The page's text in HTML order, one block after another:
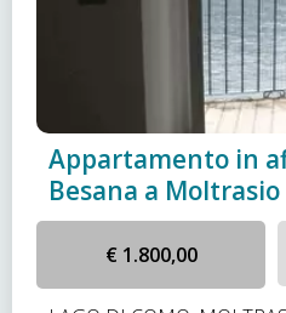
Appartamento in
Besana a Moltrasio
€ 1.800,00